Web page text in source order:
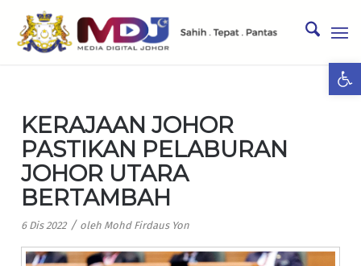
KERAJAAN JOHOR
PASTIKAN PELABURAN
JOHOR UTARA
BERTAMBAH
6 Dis 2022 / oleh Mohd Firdaus Yon